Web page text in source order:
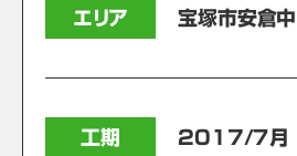
エリア 宝塚市安倉中
工期 2017/７月